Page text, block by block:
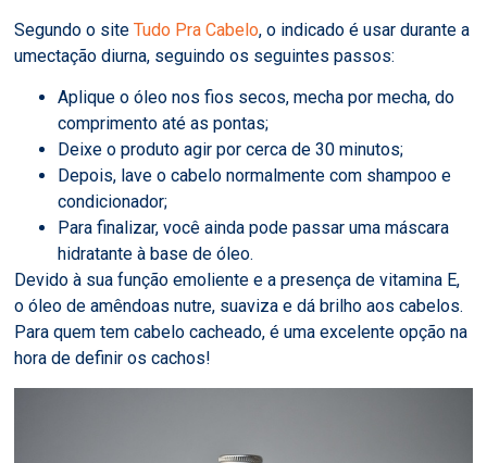
Segundo o siteTudo Pra Cabelo, o indicado é usar durante a
umectação diurna, seguindo os seguintes passos:
Aplique o óleo nos fios secos, mecha por mecha, do
comprimento até as pontas;
Deixe o produto agir por cerca de 30 minutos;
Depois, lave o cabelo normalmente com shampoo e
condicionador;
Para finalizar, você ainda pode passar uma máscara
hidratante à base de óleo.
Devido à sua função emoliente e a presença de vitamina E,
o óleo de amêndoas nutre, suaviza e dá brilho aos cabelos.
Para quem tem cabelo cacheado, é uma excelente opção na
hora de definir os cachos!